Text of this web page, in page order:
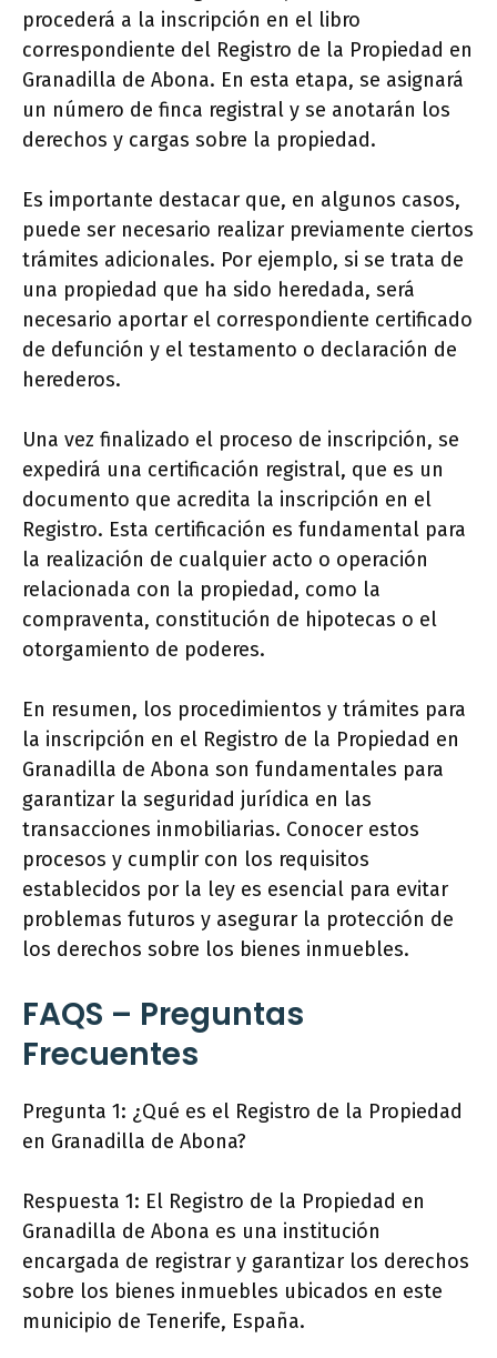
procederá a la inscripción en el libro
correspondiente del Registro de la Propiedad en
Granadilla de Abona. En esta etapa, se asignará
un número de finca registral y se anotarán los
derechos y cargas sobre la propiedad.
Es importante destacar que, en algunos casos,
puede ser necesario realizar previamente ciertos
trámites adicionales. Por ejemplo, si se trata de
una propiedad que ha sido heredada, será
necesario aportar el correspondiente certificado
de defunción y el testamento o declaración de
herederos.
Una vez finalizado el proceso de inscripción, se
expedirá una certificación registral, que es un
documento que acredita la inscripción en el
Registro. Esta certificación es fundamental para
la realización de cualquier acto o operación
relacionada con la propiedad, como la
compraventa, constitución de hipotecas o el
otorgamiento de poderes.
En resumen, los procedimientos y trámites para
la inscripción en el Registro de la Propiedad en
Granadilla de Abona son fundamentales para
garantizar la seguridad jurídica en las
transacciones inmobiliarias. Conocer estos
procesos y cumplir con los requisitos
establecidos por la ley es esencial para evitar
problemas futuros y asegurar la protección de
los derechos sobre los bienes inmuebles.
FAQS – Preguntas
Frecuentes
Pregunta 1: ¿Qué es el Registro de la Propiedad
en Granadilla de Abona?
Respuesta 1: El Registro de la Propiedad en
Granadilla de Abona es una institución
encargada de registrar y garantizar los derechos
sobre los bienes inmuebles ubicados en este
municipio de Tenerife, España.